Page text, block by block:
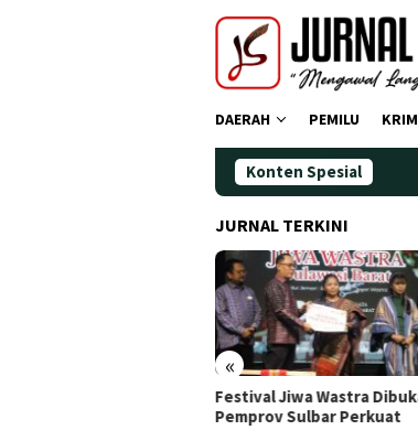
DAERAH PEMILU
Konten Spesial
JURNAL TERKINI
«
Festival Jiwa Wastra Dibuka,
Pemprov Sulbar Perkuat